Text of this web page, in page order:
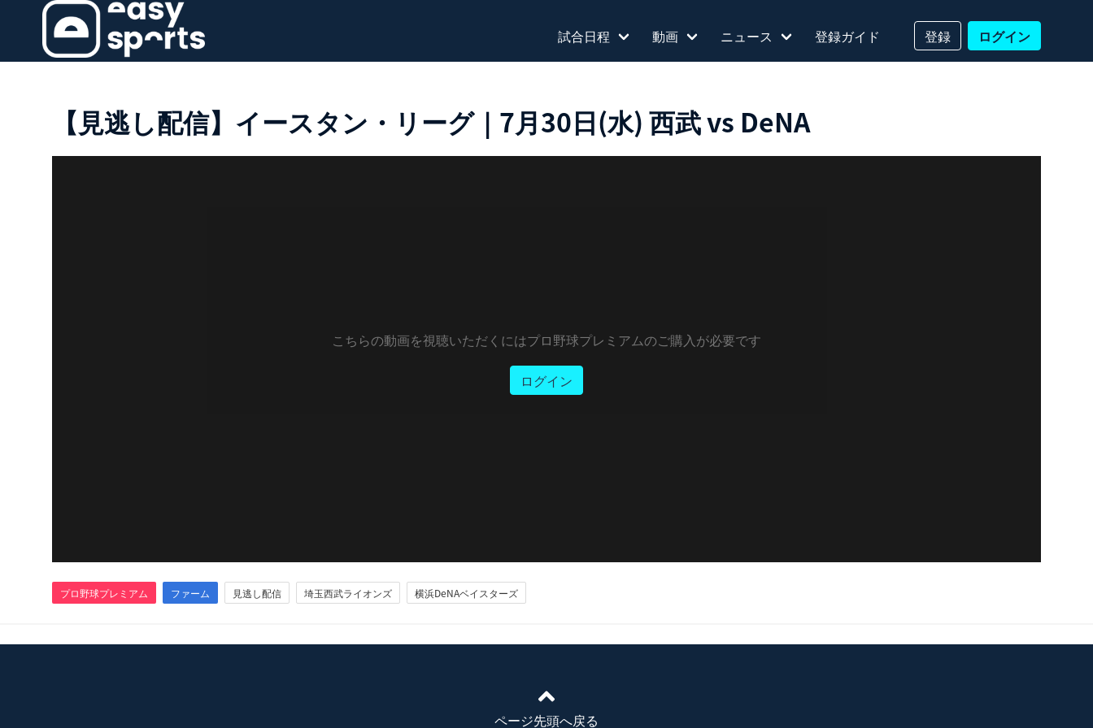
試合日程 動画 ニュース 登録ガイド 登録 ログイン
【見逃し配信】イースタン・リーグ｜7月30日(水) 西武 vs DeNA
こちらの動画を視聴いただくにはプロ野球プレミアムのご購入が必要です
ログイン
プロ野球プレミアム ファーム 見逃し配信 埼玉西武ライオンズ 横浜DeNAベイスターズ
ページ先頭へ戻る